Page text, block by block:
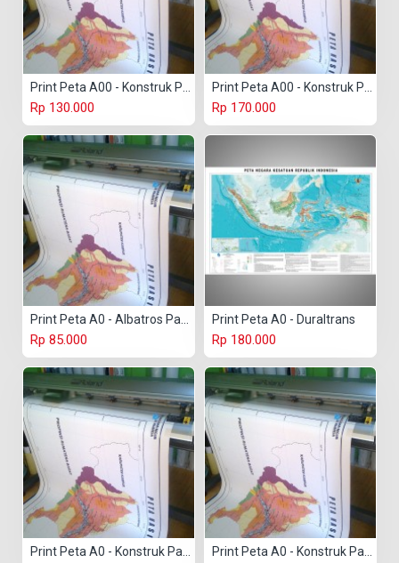
Rp 130.000 Rp 170.000
Rp 85.000
Print Peta A0 - Duraltrans
Rp 180.000